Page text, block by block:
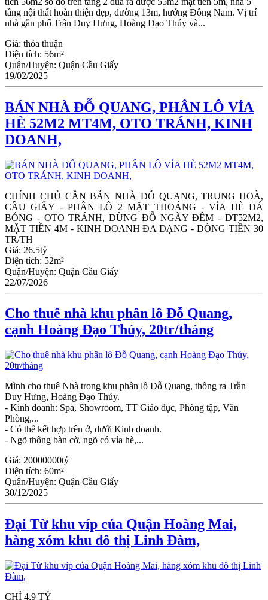
tầng nội thất hoàn thiện đẹp, đường 13m, hướng Đông Nam. Vị trí
nhà gần phố Trần Duy Hưng, Hoàng Đạo Thúy và...
Giá: thỏa thuận
Diện tích: 56m²
Quận/Huyện: Quận Cầu Giấy
19/02/2025
BÁN NHÀ ĐỖ QUANG, PHÂN LÔ VỈA
HÈ 52M2 MT4M, OTO TRÁNH, KINH
DOANH,
CHÍNH CHỦ CẦN BÁN NHÀ ĐỖ QUANG, TRUNG HOÀ,
CẦU GIẤY - PHÂN LÔ 2 MẶT THOÁNG - VỈA HÈ ĐÁ
BÓNG - OTO TRÁNH, DỪNG ĐỖ NGÀY ĐÊM - DT52M2,
MẶT TIỀN 4M - KINH DOANH ĐA DẠNG - DÒNG TIỀN 30
TR/TH
Giá: 26.5tỷ
Diện tích: 52m²
Quận/Huyện: Quận Cầu Giấy
22/07/2026
Cho thuê nhà khu phân lô Đỗ Quang,
cạnh Hoàng Đạo Thúy, 20tr/tháng
Mình cho thuê Nhà trong khu phân lô Đỗ Quang, thông ra Trần
Duy Hưng, Hoàng Đạo Thúy.
- Kinh doanh: Spa, Showroom, TT Giáo dục, Phòng tập, Văn
Phòng,...
- Có thể kết hợp trên ở, dưới Kinh doanh.
- Ngõ thông bàn cờ, ngõ có vỉa hè,...
Giá: 20000000tỷ
Diện tích: 60m²
Quận/Huyện: Quận Cầu Giấy
30/12/2025
Đại Từ khu víp của Quận Hoàng Mai,
hàng xóm khu đô thị Linh Đàm,
CHỈ 4,9 TỶ